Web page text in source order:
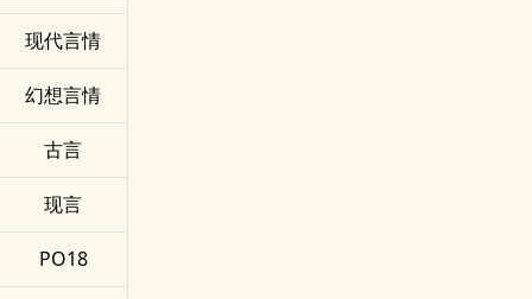
现代言情
幻想言情
古言
现言
PO18